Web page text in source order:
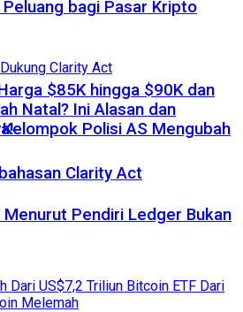
bagi Pasar Kripto
Polisi AS Mengubah
Clarity Act
$85K hingga $90K dan
Natal? Ini Alasan dan
Pendiri Ledger Bukan